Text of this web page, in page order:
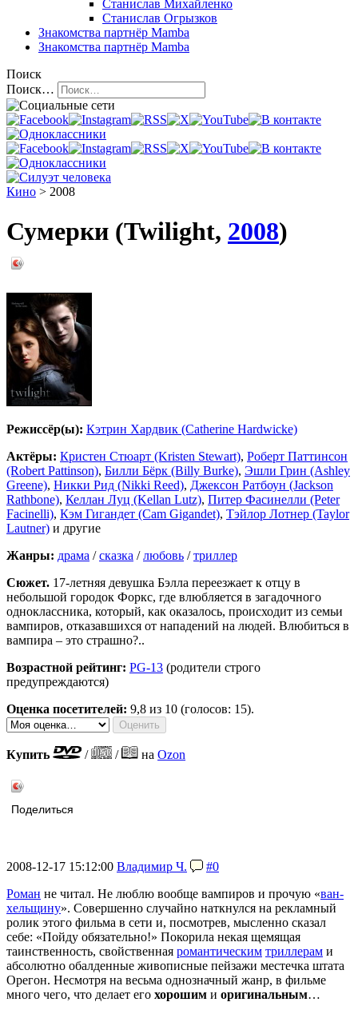
Станислав Михайленко
Станислав Огрызков
Знакомства партнёр Mamba
Знакомства партнёр Mamba
Поиск
Поиск…
Кино > 2008
Сумерки (Twilight, 2008)
Режиссёр(ы): Кэтрин Хардвик (Catherine Hardwicke)
Актёры: Кристен Стюарт (Kristen Stewart), Роберт Паттинсон
(Robert Pattinson), Билли Бёрк (Billy Burke), Эшли Грин (Ashley
Greene), Никки Рид (Nikki Reed), Джексон Ратбоун (Jackson
Rathbone), Келлан Луц (Kellan Lutz), Питер Фасинелли (Peter
Facinelli), Кэм Гигандет (Cam Gigandet), Тэйлор Лотнер (Taylor
Lautner) и другие
Жанры: драма /сказка /любовь /триллер
Сюжет. 17-летняя девушка Бэлла переезжает к отцу в
небольшой городок Форкс, где влюбляется в загадочного
одноклассника, который, как оказалось, происходит из семьи
вампиров, отказавшихся от нападений на людей. Влюбиться в
вампира – это страшно?..
Возрастной рейтинг: PG-13 (родители строго
предупреждаются)
Оценка посетителей: 9,8 из 10 (голосов: 15).
Купить / / наOzon
Поделиться
2008-12-17 15:12:00 Владимир Ч.
#0
Роман не читал. Не люблю вообще вампиров и прочую «ван-
хельщину». Совершенно случайно наткнулся на рекламный
ролик этого фильма в сети и, посмотрев, мысленно сказал
себе: «Пойду обязательно!» Покорила некая щемящая
таинственность, свойственная романтическим триллерам и
абсолютно обалденные живописные пейзажи местечка штата
Орегон. Несмотря на весьма однозначный жанр, в фильме
много чего, что делает его хорошим и оригинальным…